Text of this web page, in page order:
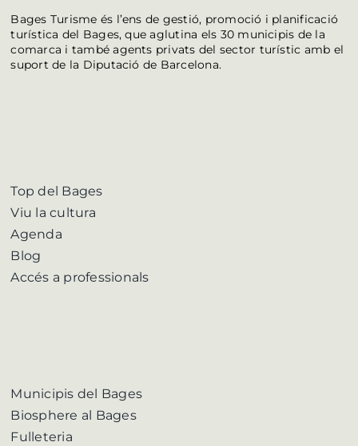
Bages Turisme és l’ens de gestió, promoció i planificació
turística del Bages, que aglutina els 30 municipis de la
comarca i també agents privats del sector turístic amb el
suport de la Diputació de Barcelona.
Top del Bages
Viu la cultura
Agenda
Blog
Accés a professionals
Municipis del Bages
Biosphere al Bages
Fulleteria